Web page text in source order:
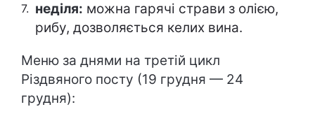
неділя: можна гарячі страви з олією,
рибу, дозволяється келих вина.
Меню за днями на третій цикл
Різдвяного посту (19 грудня — 24
грудня):